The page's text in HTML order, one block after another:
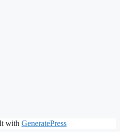
with GeneratePress